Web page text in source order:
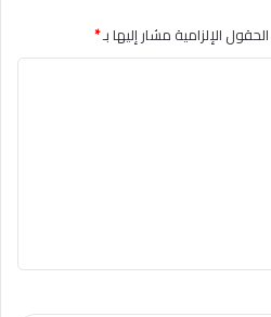
الحقول الإلزامية مشار إليها بـ*